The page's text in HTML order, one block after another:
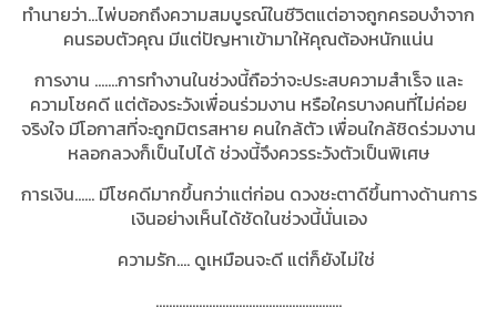
ทำนายว่า...ไพ่บอกถึงความสมบูรณ์ในชีวิตแต่อาจถูกครอบงำจาก
คนรอบตัวคุณ มีแต่ปัญหาเข้ามาให้คุณต้องหนักแน่น
การงาน .......การทำงานในช่วงนี้ถือว่าจะประสบความสำเร็จ และ
ความโชคดี แต่ต้องระวังเพื่อนร่วมงาน หรือใครบางคนที่ไม่ค่อย
จริงใจ มีโอกาสที่จะถูกมิตรสหาย คนใกล้ตัว เพื่อนใกล้ชิดร่วมงาน
หลอกลวงก็เป็นไปได้ ช่วงนี้จึงควรระวังตัวเป็นพิเศษ
การเงิน...... มีโชคดีมากขึ้นกว่าแต่ก่อน ดวงชะตาดีขึ้นทางด้านการ
เงินอย่างเห็นได้ชัดในช่วงนี้นั่นเอง
ความรัก.... ดูเหมือนจะดี แต่ก็ยังไม่ใช่
………………………………………………..